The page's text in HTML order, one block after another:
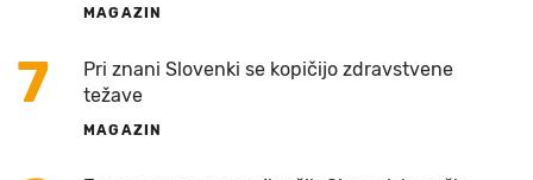
MAGAZIN
7
Pri znani Slovenki se kopičijo zdravstvene
težave
MAGAZIN